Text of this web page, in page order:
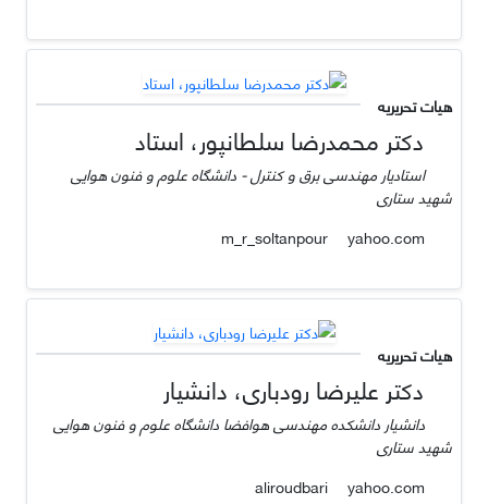
هیات تحریریه
دکتر محمدرضا سلطانپور، استاد
استادیار مهندسی برق و کنترل - دانشگاه علوم و فنون هوایی
شهید ستاری
yahoo.com
هیات تحریریه
دکتر علیرضا رودباری، دانشیار
دانشیار دانشکده مهندسی هوافضا دانشگاه علوم و فنون هوایی
شهید ستاری
yahoo.com